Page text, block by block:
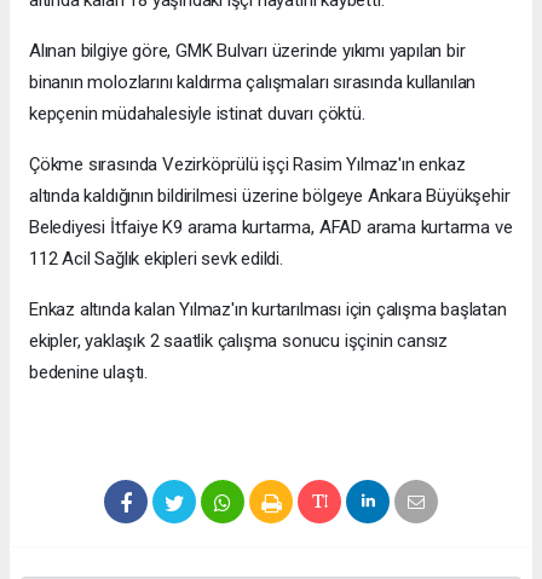
Alınan bilgiye göre, GMK Bulvarı üzerinde yıkımı yapılan bir
binanın molozlarını kaldırma çalışmaları sırasında kullanılan
kepçenin müdahalesiyle istinat duvarı çöktü.
Çökme sırasında Vezirköprülü işçi Rasim Yılmaz'ın enkaz
altında kaldığının bildirilmesi üzerine bölgeye Ankara Büyükşehir
Belediyesi İtfaiye K9 arama kurtarma, AFAD arama kurtarma ve
112 Acil Sağlık ekipleri sevk edildi.
Enkaz altında kalan Yılmaz'ın kurtarılması için çalışma başlatan
ekipler, yaklaşık 2 saatlik çalışma sonucu işçinin cansız
bedenine ulaştı.